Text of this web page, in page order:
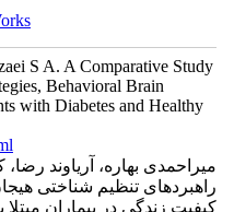
S A. A Comparative Study
Behavioral Brain
with Diabetes and Healthy
میراحمدی بهاره، آریاوند
راهبردهای تنظیم شناختی
کیفیت زندگی در بیماران مبتلا